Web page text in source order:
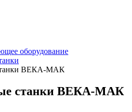
оборудование
ВЕКА-МАК
станки ВЕКА-МАК